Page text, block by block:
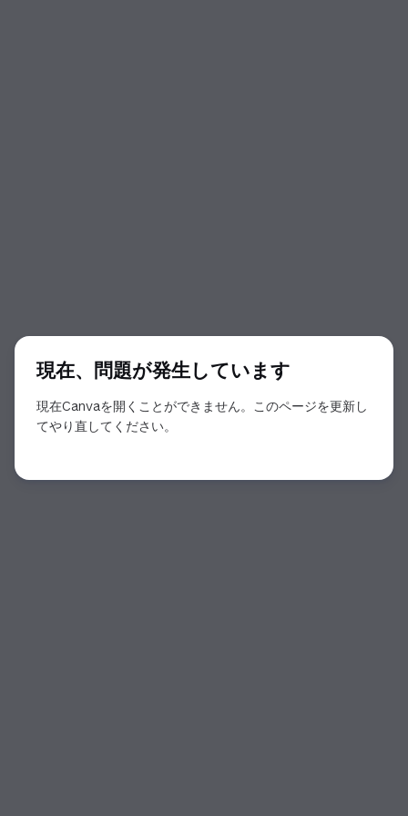
現在、問題が発生しています
現在Canvaを開くことができません。このページを更新し
てやり直してください。